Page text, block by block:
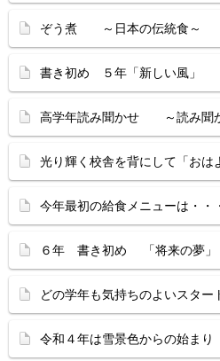
ぞう煮 ～日本の伝統食～
書き初め ５年「新しい風」
高学年読み聞かせ ～読み聞
光り輝く校舎を背にして「おは
今年最初の給食メニューは・・
６年 書き初め 「将来の夢」
どの学年も気持ちのよいスター
令和４年は雪景色からの始まり